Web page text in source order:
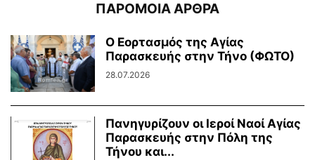
ΠΑΡΟΜΟΙΑ ΑΡΘΡΑ
Ο Εορτασμός της Αγίας
Παρασκευής στην Τήνο (ΦΩΤΟ)
28.07.2026
Πανηγυρίζουν οι Ιεροί Ναοί Αγίας
Παρασκευής στην Πόλη της
Τήνου και...